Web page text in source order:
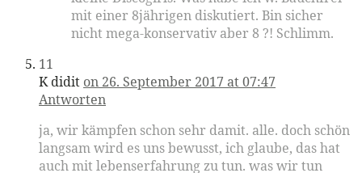
mit einer 8jährigen diskutiert. Bin sicher
nicht mega-konservativ aber 8 ?! Schlimm.
11
K didit on 26. September 2017 at 07:47
Antworten
ja, wir kämpfen schon sehr damit. alle. doch schön
langsam wird es uns bewusst, ich glaube, das hat
auch mit lebenserfahrung zu tun. was wir tun